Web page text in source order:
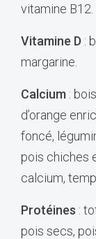
vitamine B12.
Vitamine D :
margarine.
Calcium :
d’orange
foncé,
pois chiches
calcium,
Protéines :
pois secs,